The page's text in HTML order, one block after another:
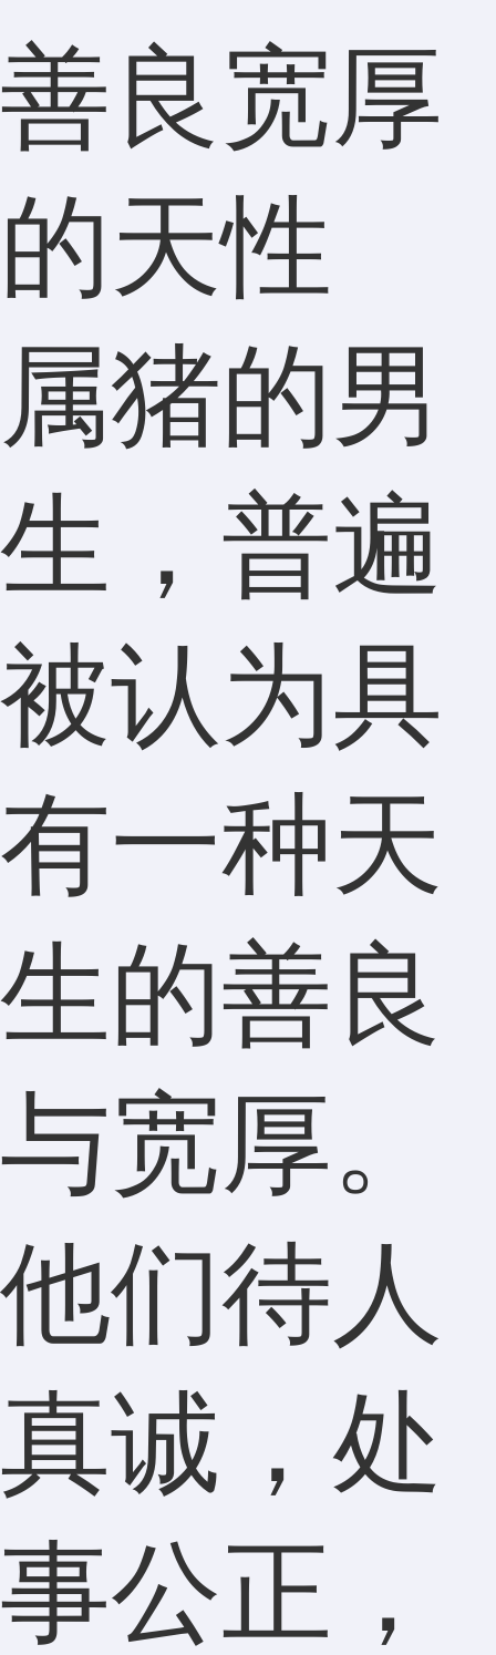
善良宽厚
的天性
属猪的男
生，普遍
被认为具
有一种天
生的善良
与宽厚。
他们待人
真诚，处
事公正，